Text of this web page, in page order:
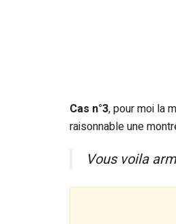
Cas n°3, pour moi la
raisonnable une
Vous voila